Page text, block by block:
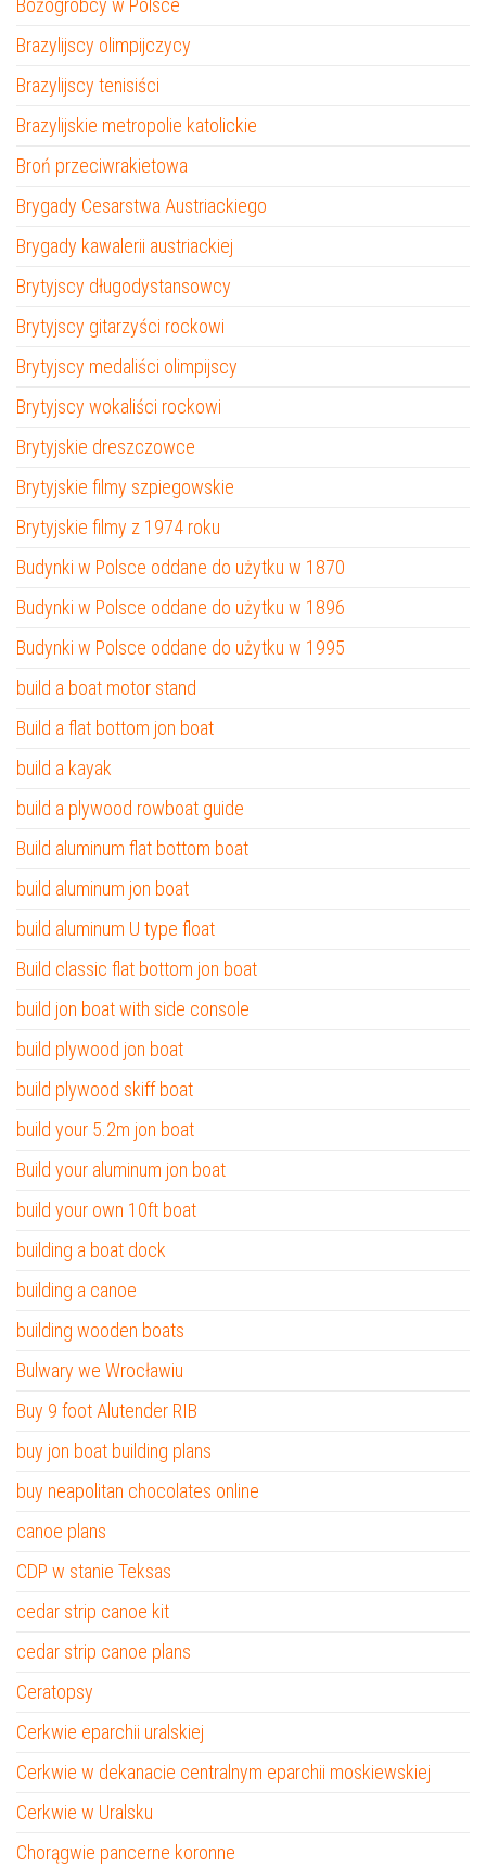
Bożogrobcy w Polsce
Brazylijscy olimpijczycy
Brazylijscy tenisiści
Brazylijskie metropolie katolickie
Broń przeciwrakietowa
Brygady Cesarstwa Austriackiego
Brygady kawalerii austriackiej
Brytyjscy długodystansowcy
Brytyjscy gitarzyści rockowi
Brytyjscy medaliści olimpijscy
Brytyjscy wokaliści rockowi
Brytyjskie dreszczowce
Brytyjskie filmy szpiegowskie
Brytyjskie filmy z 1974 roku
Budynki w Polsce oddane do użytku w 1870
Budynki w Polsce oddane do użytku w 1896
Budynki w Polsce oddane do użytku w 1995
build a boat motor stand
Build a flat bottom jon boat
build a kayak
build a plywood rowboat guide
Build aluminum flat bottom boat
build aluminum jon boat
build aluminum U type float
Build classic flat bottom jon boat
build jon boat with side console
build plywood jon boat
build plywood skiff boat
build your 5.2m jon boat
Build your aluminum jon boat
build your own 10ft boat
building a boat dock
building a canoe
building wooden boats
Bulwary we Wrocławiu
Buy 9 foot Alutender RIB
buy jon boat building plans
buy neapolitan chocolates online
canoe plans
CDP w stanie Teksas
cedar strip canoe kit
cedar strip canoe plans
Ceratopsy
Cerkwie eparchii uralskiej
Cerkwie w dekanacie centralnym eparchii moskiewskiej
Cerkwie w Uralsku
Chorągwie pancerne koronne